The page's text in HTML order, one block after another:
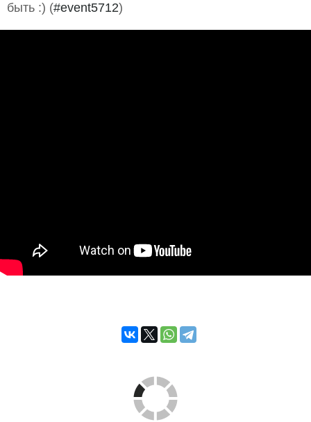
быть :) (#event5712)